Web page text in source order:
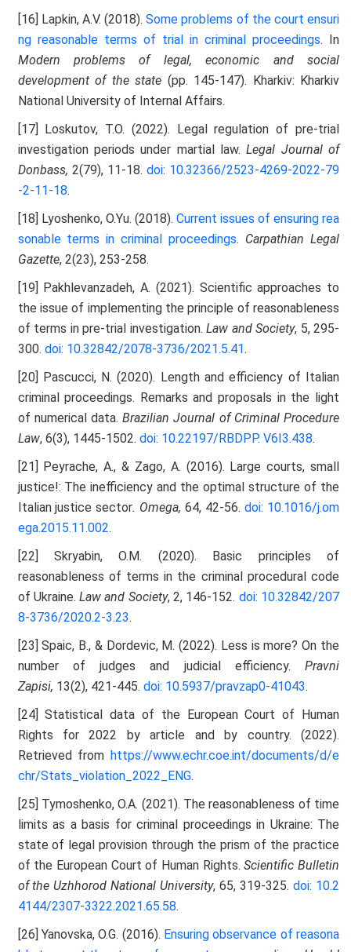
[16] Lapkin, A.V. (2018).Some problems of the court ensuri
ng reasonable terms of trial in criminal proceedings. In
Modern problems of legal, economic and social
development of the state (pp. 145-147). Kharkiv: Kharkiv
National University of Internal Affairs.
[17] Loskutov, T.O. (2022). Legal regulation of pre-trial
investigation periods under martial law.Legal Journal of
Donbass, 2(79), 11-18. doi: 10.32366/2523-4269-2022-79
-2-11-18.
[18] Lyoshenko, O.Yu. (2018). Current issues of ensuring rea
sonable terms in criminal proceedings. Carpathian Legal
Gazette, 2(23), 253-258.
[19] Pakhlevanzadeh, A. (2021). Scientific approaches to
the issue of implementing the principle of reasonableness
of terms in pre-trial investigation.Law and Society, 5, 295-
300. doi: 10.32842/2078-3736/2021.5.41.
[20] Pascucci, N. (2020). Length and efficiency of Italian
criminal proceedings. Remarks and proposals in the light
of numerical data.Brazilian Journal of Criminal Procedure
Law, 6(3), 1445-1502. doi: 10.22197/RBDPP. V6I3.438.
[21] Peyrache, A., & Zago, A. (2016). Large courts, small
justice!: The inefficiency and the optimal structure of the
Italian justice sector. Omega,64, 42-56.doi: 10.1016/j.om
ega.2015.11.002.
[22] Skryabin, O.M. (2020). Basic principles of
reasonableness of terms in the criminal procedural code
of Ukraine.Law and Society, 2, 146-152. doi: 10.32842/207
8-3736/2020.2-3.23.
[23] Spaic, B., & Dordevic, M. (2022). Less is more? On the
number of judges and judicial efficiency. Pravni
Zapisi, 13(2), 421-445. doi: 10.5937/pravzap0-41043.
[24] Statistical data of the European Court of Human
Rights for 2022 by article and by country. (2022).
Retrieved from https://www.echr.coe.int/documents/d/e
chr/Stats_violation_2022_ENG.
[25] Tymoshenko, O.A. (2021). The reasonableness of time
limits as a basis for criminal proceedings in Ukraine: The
state of legal provision through the prism of the practice
of the European Court of Human Rights.Scientific Bulletin
of the Uzhhorod National University, 65, 319-325.doi: 10.2
4144/2307-3322.2021.65.58.
[26] Yanovska, O.G. (2016). Ensuring observance of reasona